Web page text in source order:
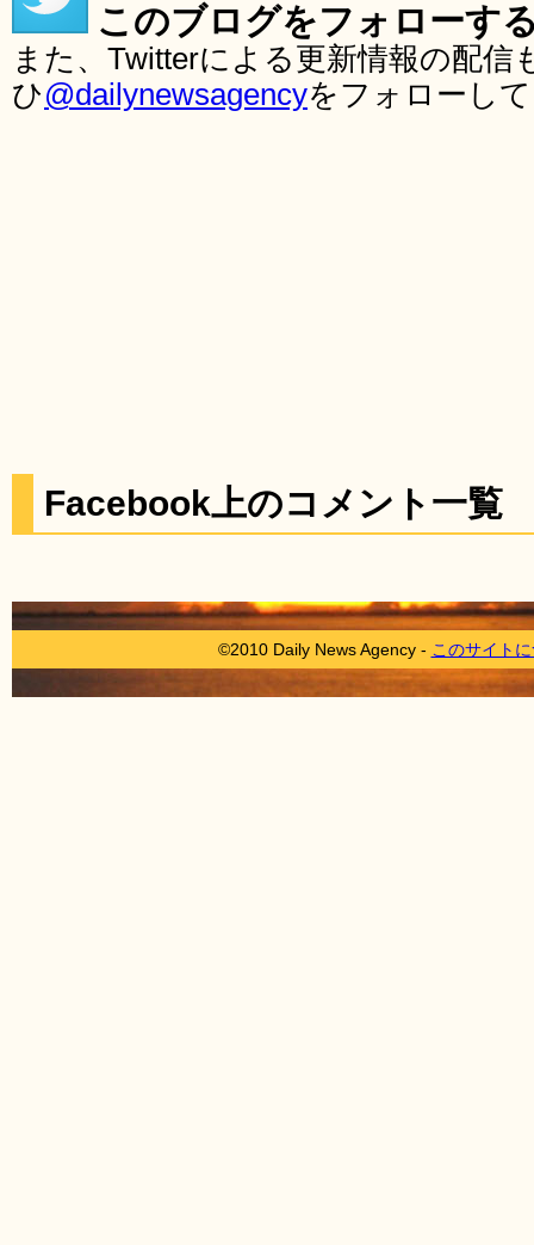
このブログをフォローす
また、Twitterによる更新情報の配
ひ@dailynewsagencyをフォローし
Facebook上のコメント一覧
©2010 Daily News Agency - このサイト